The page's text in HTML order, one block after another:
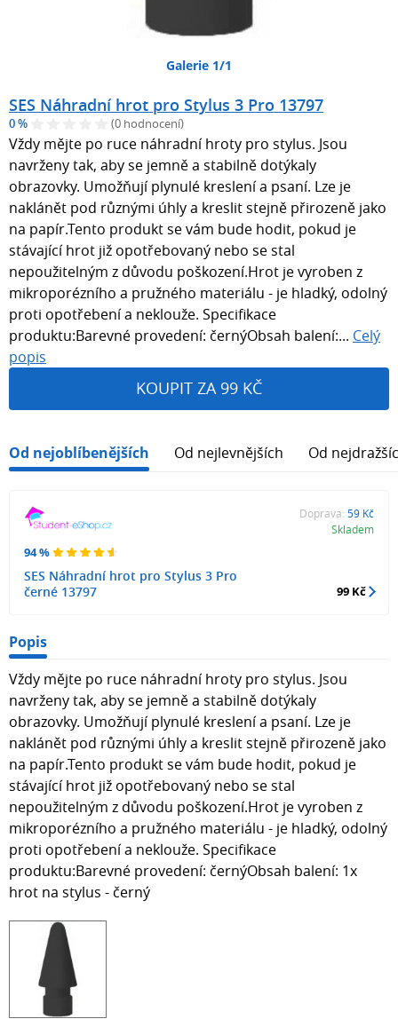
Galerie 1/1
SES Náhradní hrot pro Stylus 3 Pro 13797
0 % (0 hodnocení)
Vždy mějte po ruce náhradní hroty pro stylus. Jsou
navrženy tak, aby se jemně a stabilně dotýkaly
obrazovky. Umožňují plynulé kreslení a psaní. Lze je
naklánět pod různými úhly a kreslit stejně přirozeně jako
na papír.Tento produkt se vám bude hodit, pokud je
stávající hrot již opotřebovaný nebo se stal
nepoužitelným z důvodu poškození.Hrot je vyroben z
mikroporézního a pružného materiálu - je hladký, odolný
proti opotřebení a neklouže. Specifikace
produktu:Barevné provedení: černýObsah balení:... Celý
popis
KOUPIT ZA 99 KČ
Od nejoblíbenějších Od nejlevnějších Od
94 %
SES Náhradní hrot pro Stylus 3 Pro
černé 13797
Doprava: 59 Kč
Skladem
99 Kč
Popis
Vždy mějte po ruce náhradní hroty pro stylus. Jsou
navrženy tak, aby se jemně a stabilně dotýkaly
obrazovky. Umožňují plynulé kreslení a psaní. Lze je
naklánět pod různými úhly a kreslit stejně přirozeně jako
na papír.Tento produkt se vám bude hodit, pokud je
stávající hrot již opotřebovaný nebo se stal
nepoužitelným z důvodu poškození.Hrot je vyroben z
mikroporézního a pružného materiálu - je hladký, odolný
proti opotřebení a neklouže. Specifikace
produktu:Barevné provedení: černýObsah balení: 1x
hrot na stylus - černý